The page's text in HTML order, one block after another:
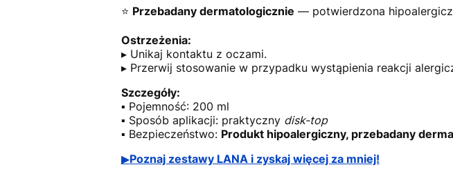
⭐ Przebadany dermatologicznie — potwierdzona
Ostrzeżenia:
▸ Unikaj kontaktu z oczami.
▸ Przerwij stosowanie w przypadku wystąpienia reakcji
Szczegóły:
▪ Pojemność: 200 ml
▪ Sposób aplikacji: praktyczny disk-top
▪ Bezpieczeństwo: Produkt hipoalergiczny, przebadany
▶Poznaj zestawy LANA i zyskaj więcej za mniej!